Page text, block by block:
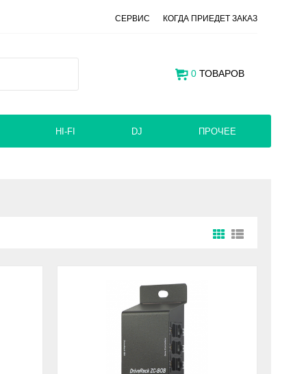
СЕРВИС КОГДА ПРИЕДЕТ ЗАКАЗ
0 ТОВАРОВ
HI-FI DJ ПРОЧЕЕ